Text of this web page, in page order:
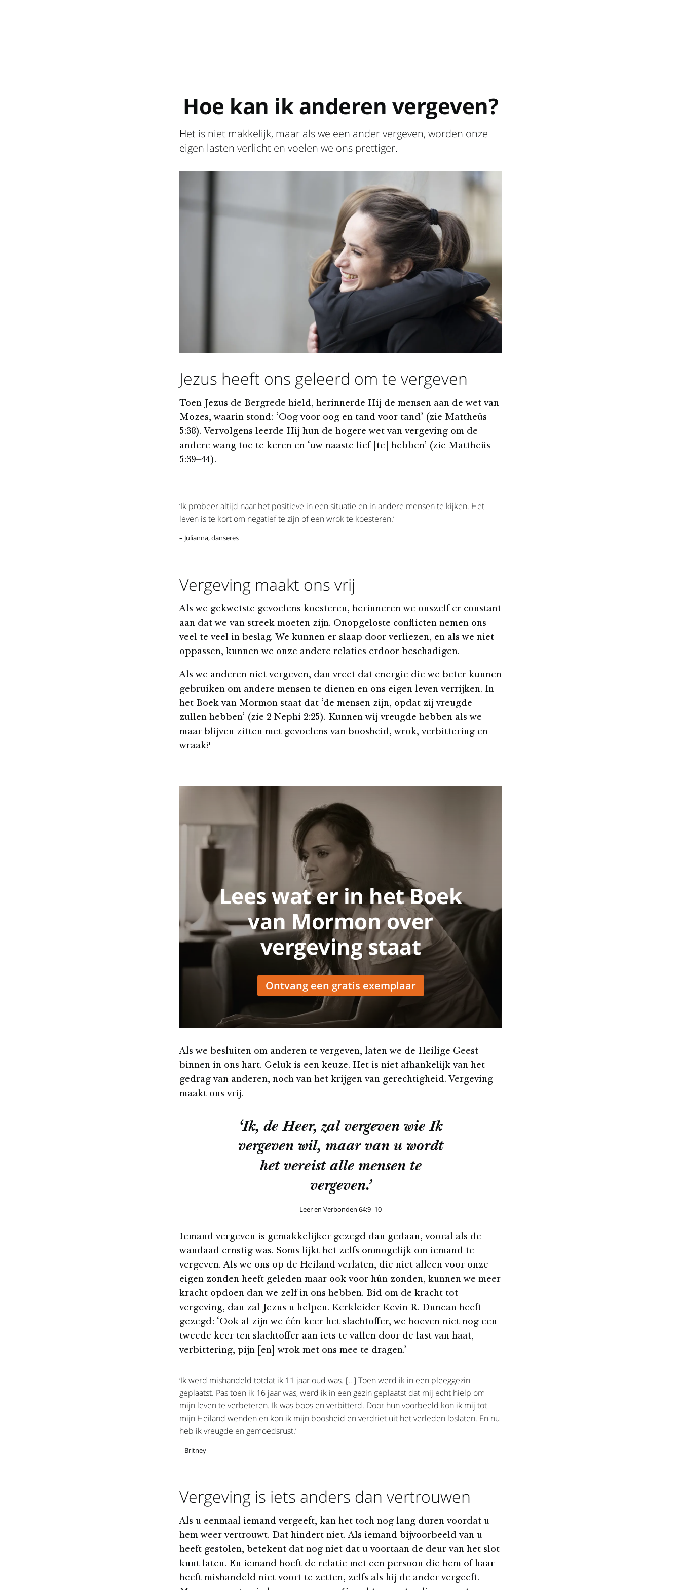
Hoe kan ik anderen vergeven?
Het is niet makkelijk, maar als we een ander vergeven, worden onze
eigen lasten verlicht en voelen we ons prettiger.
Jezus heeft ons geleerd om te vergeven
Toen Jezus de Bergrede hield, herinnerde Hij de mensen aan de wet van
Mozes, waarin stond: ‘Oog voor oog en tand voor tand’ (zie Mattheüs
5:38). Vervolgens leerde Hij hun de hogere wet van vergeving om de
andere wang toe te keren en ‘uw naaste lief [te] hebben’ (zie Mattheüs
5:39–44).
‘Ik probeer altijd naar het positieve in een situatie en in andere mensen te kijken. Het
leven is te kort om negatief te zijn of een wrok te koesteren.’
– Julianna, danseres
Vergeving maakt ons vrij
Als we gekwetste gevoelens koesteren, herinneren we onszelf er constant
aan dat we van streek moeten zijn. Onopgeloste conflicten nemen ons
veel te veel in beslag. We kunnen er slaap door verliezen, en als we niet
oppassen, kunnen we onze andere relaties erdoor beschadigen.
Als we anderen niet vergeven, dan vreet dat energie die we beter kunnen
gebruiken om andere mensen te dienen en ons eigen leven verrijken. In
het Boek van Mormon staat dat ‘de mensen zijn, opdat zij vreugde
zullen hebben’ (zie 2 Nephi 2:25). Kunnen wij vreugde hebben als we
maar blijven zitten met gevoelens van boosheid, wrok, verbittering en
wraak?
Lees wat er in het Boek
van Mormon over
vergeving staat
Ontvang een gratis exemplaar
Als we besluiten om anderen te vergeven, laten we de Heilige Geest
binnen in ons hart. Geluk is een keuze. Het is niet afhankelijk van het
gedrag van anderen, noch van het krijgen van gerechtigheid. Vergeving
maakt ons vrij.
‘Ik, de Heer, zal vergeven wie Ik
vergeven wil, maar van u wordt
het vereist alle mensen te
vergeven.’
Leer en Verbonden 64:9–10
Iemand vergeven is gemakkelijker gezegd dan gedaan, vooral als de
wandaad ernstig was. Soms lijkt het zelfs onmogelijk om iemand te
vergeven. Als we ons op de Heiland verlaten, die niet alleen voor onze
eigen zonden heeft geleden maar ook voor hún zonden, kunnen we meer
kracht opdoen dan we zelf in ons hebben. Bid om de kracht tot
vergeving, dan zal Jezus u helpen. Kerkleider Kevin R. Duncan heeft
gezegd: ‘Ook al zijn we één keer het slachtoffer, we hoeven niet nog een
tweede keer ten slachtoffer aan iets te vallen door de last van haat,
verbittering, pijn [en] wrok met ons mee te dragen.’
‘Ik werd mishandeld totdat ik 11 jaar oud was. […] Toen werd ik in een pleeggezin
geplaatst. Pas toen ik 16 jaar was, werd ik in een gezin geplaatst dat mij echt hielp om
mijn leven te verbeteren. Ik was boos en verbitterd. Door hun voorbeeld kon ik mij tot
mijn Heiland wenden en kon ik mijn boosheid en verdriet uit het verleden loslaten. En nu
heb ik vreugde en gemoedsrust.’
– Britney
Vergeving is iets anders dan vertrouwen
Als u eenmaal iemand vergeeft, kan het toch nog lang duren voordat u
hem weer vertrouwt. Dat hindert niet. Als iemand bijvoorbeeld van u
heeft gestolen, betekent dat nog niet dat u voortaan de deur van het slot
kunt laten. En iemand hoeft de relatie met een persoon die hem of haar
heeft mishandeld niet voort te zetten, zelfs als hij de ander vergeeft.